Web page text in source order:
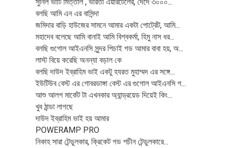
বলছি আমি এন এর বাসিন্দা
জমিদার বাড়ি হাউজের সামনে আমার একটা পোর্ট্রেট, আমি...
মহাদেব বলেছে আমি বানাই আমি বিশ্বকর্মা, হিমু নাস ধর...
বলছি গুগোল আইএনসি সুন্দর পিচাই গড আমার বাবা হয়, অ...
লাস্ট বিয়ে করেছি অনন্যা বড়াল কে
বলছি দাউদ ইব্রাহিম ভাই একটু হযরত মুহাম্মদ এর সঙ্গে...
ইউটিউব বেস্ট এর গোবরডাঙ্গা বেস্ট এর গুগোল আইএনসি গ...
আশু আলগ মার্কেট টা এখনকার অ্যান্ড্রয়েড দিয়েই কিং...
খুব ঠান্ডা লাগছে
দাউদ ইব্রাহিম ভাই হয় আমার
POWERAMP PRO
নিকাহ সারা টেন্ডুলকার, ক্রিকেট গড শচীন টেন্ডুলকারে...